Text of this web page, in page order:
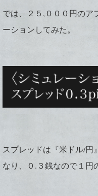
では、２５,０００円のア
ーションしてみた。
スプレッドは『米ドル/円
なり、０ .３銭なので１円